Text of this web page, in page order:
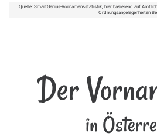
Quelle: SmartGenius-Vornamensstatistik, hier basierend auf
Ordnungsangelegenheiten
Der
in